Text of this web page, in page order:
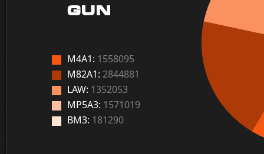
GUN
M4A1: 1558095
M82A1: 2844881
LAW: 1352053
MP5A3: 1571019
BM3: 181290